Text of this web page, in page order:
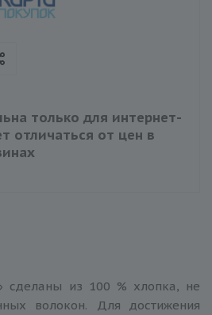
только для интернет-
отличаться от цен в
сделаны из 100 % хлопка, не
волокон. Для достижения